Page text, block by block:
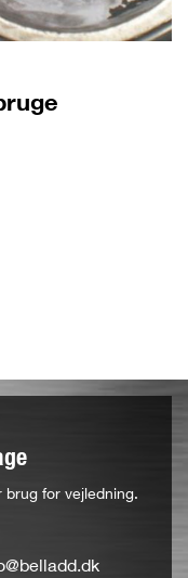
brug for vejledning.